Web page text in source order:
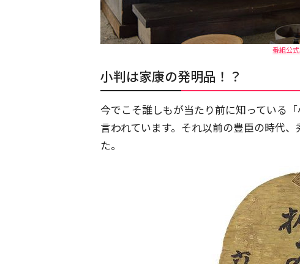
番組公
小判は家康の発明品！？
今でこそ誰しもが当たり前に知っている
言われています。それ以前の豊臣の時代
た。